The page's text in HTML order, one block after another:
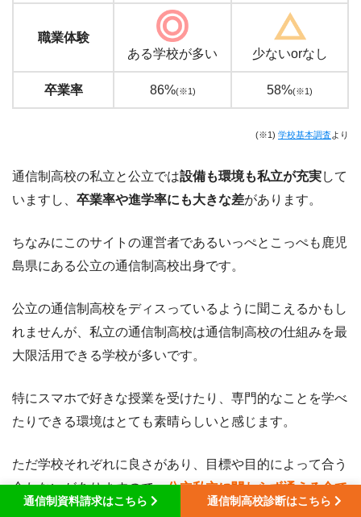
職業体験
ある学校が多い
少ないorなし
卒業率 86%(※1) 58%(※1)
(※1) 学校基本調査より
通信制高校の私立と公立では設備も環境も私立が充実して
いますし、 卒業率や進学率にも大きな差があります。
ちなみにこのサイトの運営者であるいっぺとこっぺも鹿児
島県にある公立の通信制高校出身です。
公立の通信制高校をディスっているように聞こえるかもし
れませんが、私立の通信制高校は通信制高校の仕組みを最
大限活用できる学校が多いです。
特にスマホで好きな授業を受けたり、専門的なことを学べ
たりできる環境はとても素晴らしいと感じます。
ただ学校それぞれに良さがあり、目標や目的によって合う
合わないがありますので、公立私立に関わらず通える全て
の学校から学校を検討していくことが失敗しない通信制高
通信制資料請求はこちら 通信制高校診断はこちら